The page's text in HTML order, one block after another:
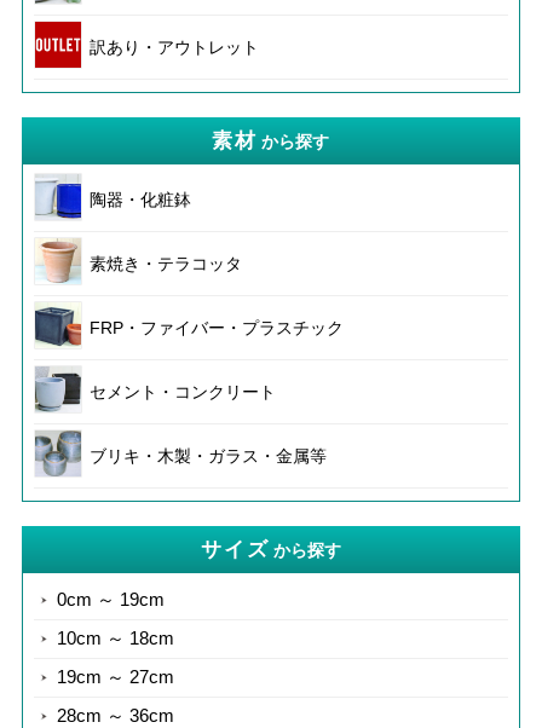
訳あり・アウトレット
素材 から探す
陶器・化粧鉢
素焼き・テラコッタ
FRP・ファイバー・プラスチック
セメント・コンクリート
ブリキ・木製・ガラス・金属等
サイズ から探す
0cm ～ 19cm
10cm ～ 18cm
19cm ～ 27cm
28cm ～ 36cm